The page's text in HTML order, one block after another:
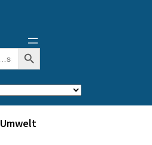
Search Button
Umwelt